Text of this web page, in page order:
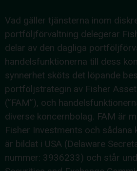
Vad gäller tjänsterna inom
portföljförvaltning delegerar
delar av den dagliga
handelsfunktionerna till dess
synnerhet sköts det löpande
portföljstrategin av Fisher
(”FAM”), och
diverse koncernbolag. FAM är
Fisher Investments och sådana
är bildat i USA (Delaware
nummer: 3936233) och står